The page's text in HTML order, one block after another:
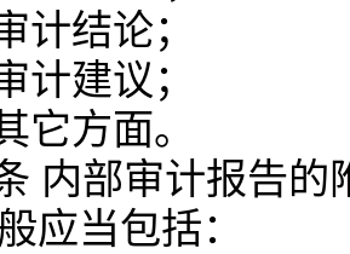
计结论；
计建议；
它方面。
内部审计报告
应当包括：